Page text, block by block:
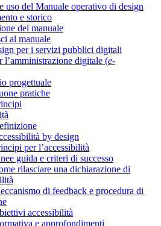
uso del Manuale operativo di design
e storico
del manuale
al manuale
per i servizi pubblici digitali
l’amministrazione digitale (e-
progettuale
pratiche
by design
per l’accessibilità
guida e criteri di successo
rilasciare una dichiarazione di
di feedback e procedura di
accessibilità
e approfondimenti